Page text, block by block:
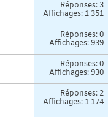
Réponses: 3
Affichages: 1 351
Réponses:0
Affichages: 939
Réponses:0
Affichages: 930
Réponses: 2
Affichages: 1 174